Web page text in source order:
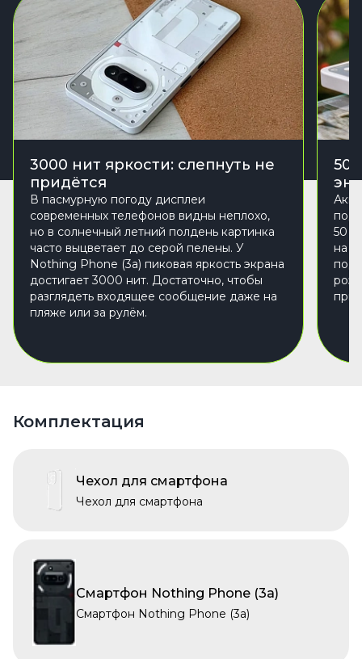
3000 нит яркости: слепнуть не
придётся
В пасмурную погоду дисплеи
современных телефонов видны неплохо,
но в солнечный летний полдень картинка
часто выцветает до серой пелены. У
Nothing Phone (3a) пиковая яркость экрана
достигает 3000 нит. Достаточно, чтобы
разглядеть входящее сообщение даже на
пляже или за рулём.
50
50
на
Комплектация
Чехол для смартфона
Чехол для смартфона
Смартфон Nothing Phone (3a)
Смартфон Nothing Phone (3a)